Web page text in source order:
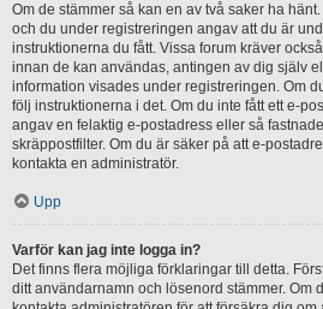
Om de stämmer så kan en av två saker ha
och du under registreringen angav att du är
instruktionerna du fått. Vissa forum kräver
innan de kan användas, antingen av dig själv
information visades under registreringen. Om
följ instruktionerna i det. Om du inte fått ett e-
angav en felaktig e-postadress eller så
skräppostfilter. Om du är säker på att e-
kontakta en administratör.
Upp
Varför kan jag inte logga in?
Det finns flera möjliga förklaringar till detta.
ditt användarnamn och lösenord stämmer. Om